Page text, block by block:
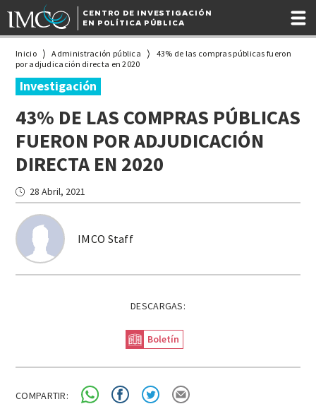
CENTRO DE INVESTIGACIÓN
EN POLÍTICA PÚBLICA
Inicio Administración pública
43% de las compras públicas fueron
por adjudicación directa en 2020
Investigación
43% DE LAS COMPRAS PÚBLICAS
FUERON POR ADJUDICACIÓN
DIRECTA EN 2020
IMCO Staff
28 Abril, 2021
DESCARGAS:
Boletín
COMPARTIR: